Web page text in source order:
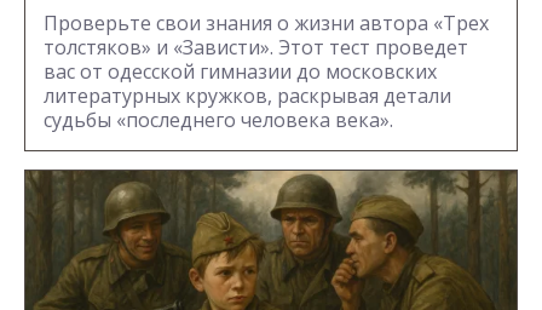
Проверьте свои знания о жизни автора «Трех
толстяков» и «Зависти». Этот тест проведет
вас от одесской гимназии до московских
литературных кружков, раскрывая детали
судьбы «последнего человека века».